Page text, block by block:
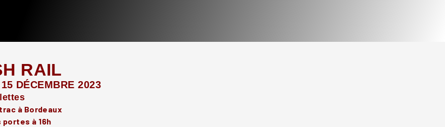
RAIL
DÉCEMBRE 2023
à Bordeaux
à 16h